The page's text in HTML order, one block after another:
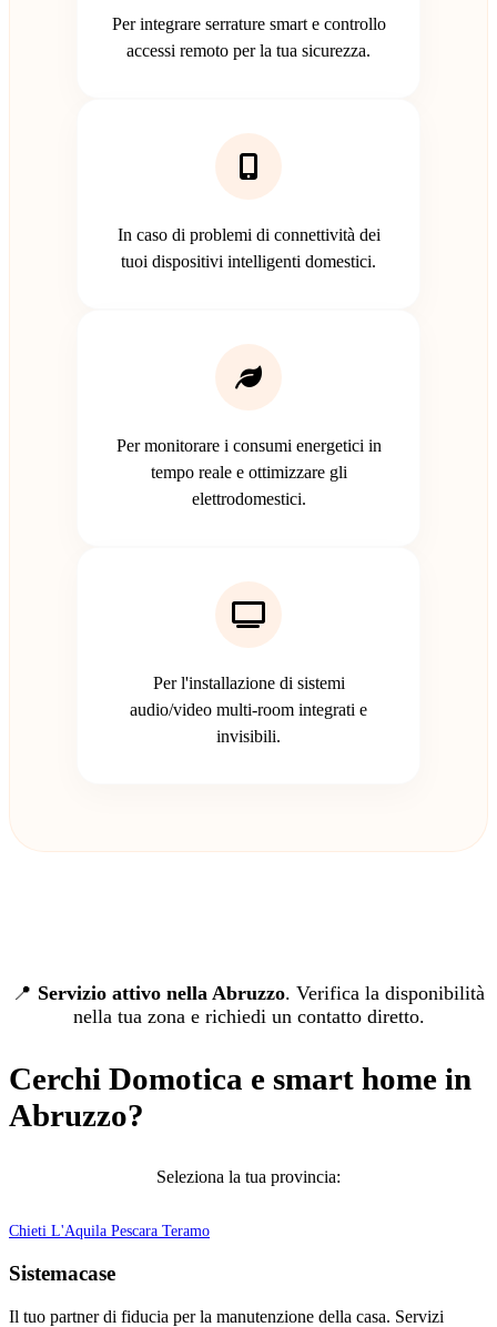
Per integrare serrature smart e controllo
accessi remoto per la tua sicurezza.
In caso di problemi di connettività dei
tuoi dispositivi intelligenti domestici.
Per monitorare i consumi energetici in
tempo reale e ottimizzare gli
elettrodomestici.
Per l'installazione di sistemi
audio/video multi-room integrati e
invisibili.
📍 Servizio attivo nella Abruzzo. Verifica la disponibilità
nella tua zona e richiedi un contatto diretto.
Cerchi Domotica e smart home in
Abruzzo?
Seleziona la tua provincia:
Chieti L'Aquila Pescara Teramo
Sistemacase
Il tuo partner di fiducia per la manutenzione della casa. Servizi